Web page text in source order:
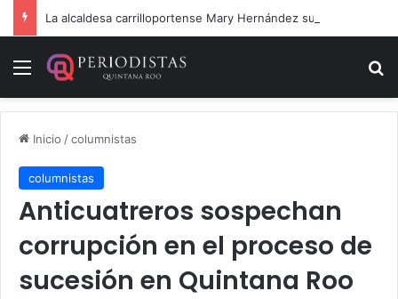
Menú
Inicio /columnistas
columnistas
Anticuatreros sospechan
corrupción en el proceso de
sucesión en Quintana Roo